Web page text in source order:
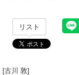
リスト
[古川 敦]